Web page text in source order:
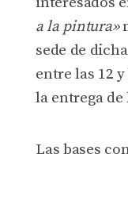
a la pintura»
sede de
entre las 12
la entrega de
Las bases